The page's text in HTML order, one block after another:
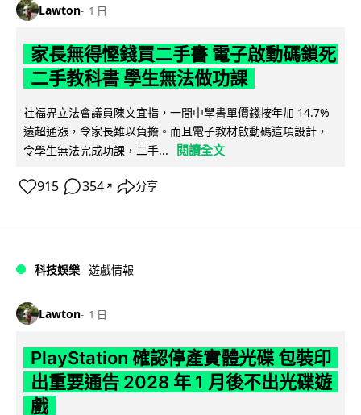
Lawton 1 日
家長無得慳錢買二手書 電子啟動碼鎖死
二手教科書 學生無法做功課
社福界立法會議員陳文宜指，一間中學書單價錢按年加 14.7%
遠超通漲，令家長難以負擔。而且電子教材啟動碼這項設計，
令學生無法完成功課，二手...
閱讀全文
915 354 ↗ 分享
科技娛樂 遊戲情報
Lawton 1 日
PlayStation 確認停產實體光碟 包裝印
出重要通告 2028 年 1 月後不出光碟遊
戲